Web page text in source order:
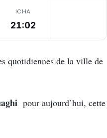
ICHA
21:02
quotidiennes de la ville de
pour aujourd’hui, cette